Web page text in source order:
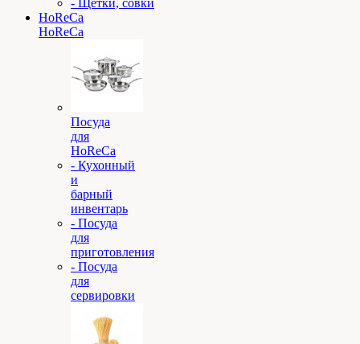
- Щетки, совки
HoReCa
HoReCa
Посуда
для
HoReCa
- Кухонный
и
барный
инвентарь
- Посуда
для
приготовления
- Посуда
для
сервировки